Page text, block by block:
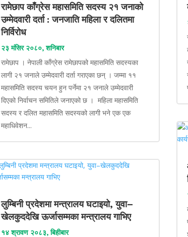
रामेछाप काँग्रेस महासमिति सदस्य २१ जनाको
उम्मेदवारी दर्ता : जनजाति महिला र दलितमा
निर्विरोध
२३ मंसिर २०८०, शनिबार
रामेछाप । नेपाली काँग्रेस रामेछापको महासमिति सदस्यका
लागी २१ जनाले उम्मेदवारी दर्ता गराएका छन् । जम्मा ११
महासमिति सदस्य चयन हुन पर्नेमा २१ जनाले उम्मेदवारी
दिएको निर्वाचन समितिले जनाएको छ । महिला महासमिति
सदस्य र दलित महासमिति सदस्यको लागी भने एक एक
महाधिवेशन...
लुम्बिनी प्रदेशमा मन्त्रालय घटाइयो, युवा–
खेलकुददेखि ऊर्जासम्मका मन्त्रालय गाभिए
१४ श्रावण २०८३, बिहीबार